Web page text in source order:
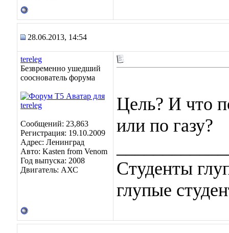
28.06.2013, 14:54
tereleg
Безвременно ушедший
сооснователь форума
Сообщений: 23,863
Регистрация: 19.10.2009
Адрес: Ленинград
Авто: Kasten from Venom
Год выпуска: 2008
Двигатель: АХС
Цель? И что
или по газу?
Студенты
глупые